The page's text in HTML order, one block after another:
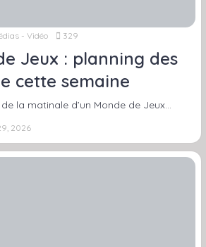
- Vidéo 329
Jeux : planning des
cette semaine
la matinale d’un Monde de Jeux…
2026